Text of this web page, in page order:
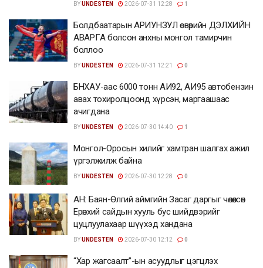
BYUNDESTEN 2026-07-31 12:28 1
Болдбаатарын АРИУНЗУЛ өсвөрийн ДЭЛХИЙН
АВАРГА болсон анхны монгол тамирчин
боллоо
BYUNDESTEN 2026-07-31 12:21 0
БНХАУ-аас 6000 тонн АИ92, АИ95 автобензин
авах тохиролцоонд хүрсэн, маргаашаас
ачигдана
BYUNDESTEN 2026-07-30 14:40 1
Монгол-Оросын хилийг хамтран шалгах ажил
үргэлжилж байна
BYUNDESTEN 2026-07-30 12:28 0
АН: Баян-Өлгий аймгийн Засаг даргыг чөлөөлсөн
Ерөнхий сайдын хууль бус шийдвэрийг
цуцлуулахаар шүүхэд хандана
BYUNDESTEN 2026-07-30 12:12 0
“Хар жагсаалт”-ын асуудлыг цэгцлэх